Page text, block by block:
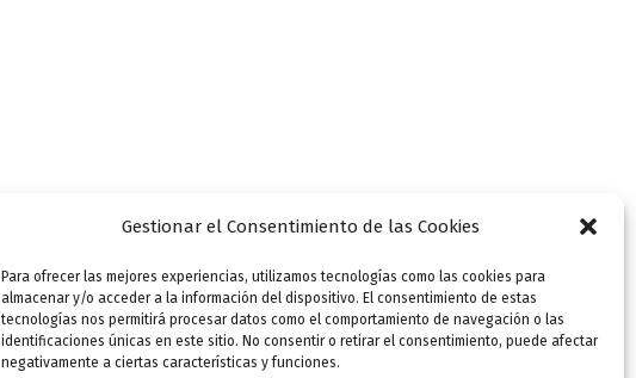
Gestionar el Consentimiento de las Cookies
Para ofrecer las mejores experiencias, utilizamos tecnologías como las cookies para
almacenar y/o acceder a la información del dispositivo. El consentimiento de estas
tecnologías nos permitirá procesar datos como el comportamiento de navegación o las
identificaciones únicas en este sitio. No consentir o retirar el consentimiento, puede afectar
negativamente a ciertas características y funciones.